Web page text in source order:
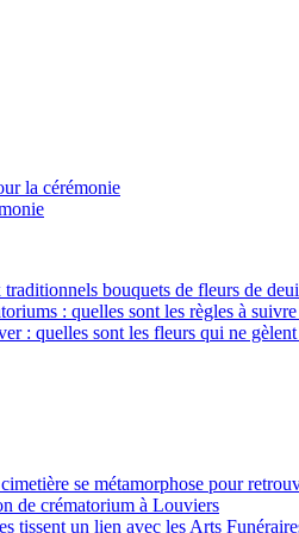
la cérémonie
bouquets de fleurs de
: quelles sont les règles à
: quelles sont les fleurs qui ne gèlent
se métamorphose pour
de crématorium à Louviers
tissent un lien avec les Arts